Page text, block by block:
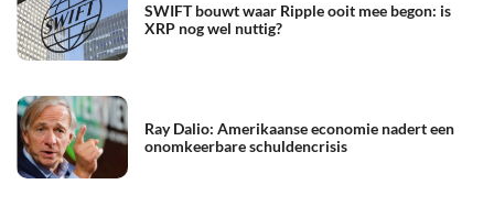
SWIFT bouwt waar Ripple ooit mee begon: is
XRP nog wel nuttig?
Ray Dalio: Amerikaanse economie nadert een
onomkeerbare schuldencrisis